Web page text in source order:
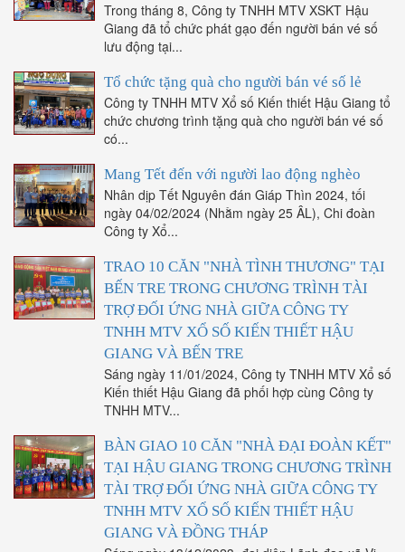
Trong tháng 8, Công ty TNHH MTV XSKT Hậu
Giang đã tổ chức phát gạo đến người bán vé số
lưu động tại...
Tổ chức tặng quà cho người bán vé số lẻ
Công ty TNHH MTV Xổ số Kiến thiết Hậu Giang tổ
chức chương trình tặng quà cho người bán vé số
có...
Mang Tết đến với người lao động nghèo
Nhân dịp Tết Nguyên đán Giáp Thìn 2024, tối
ngày 04/02/2024 (Nhằm ngày 25 ÂL), Chi đoàn
Công ty Xổ...
TRAO 10 CĂN "NHÀ TÌNH THƯƠNG" TẠI
BẾN TRE TRONG CHƯƠNG TRÌNH TÀI
TRỢ ĐỐI ỨNG NHÀ GIỮA CÔNG TY
TNHH MTV XỔ SỐ KIẾN THIẾT HẬU
GIANG VÀ BẾN TRE
Sáng ngày 11/01/2024, Công ty TNHH MTV Xổ số
Kiến thiết Hậu Giang đã phối hợp cùng Công ty
TNHH MTV...
BÀN GIAO 10 CĂN "NHÀ ĐẠI ĐOÀN KẾT"
TẠI HẬU GIANG TRONG CHƯƠNG TRÌNH
TÀI TRỢ ĐỐI ỨNG NHÀ GIỮA CÔNG TY
TNHH MTV XỔ SỐ KIẾN THIẾT HẬU
GIANG VÀ ĐỒNG THÁP